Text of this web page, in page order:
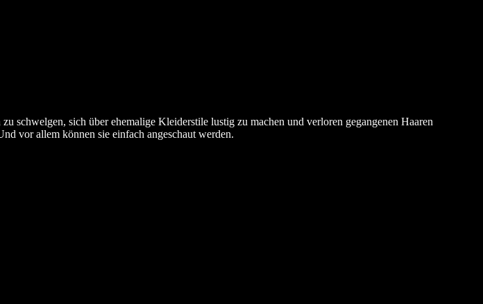
schwelgen, sich über ehemalige Kleiderstile lustig zu machen und verloren gegangenen Haaren
vor allem können sie einfach angeschaut werden.